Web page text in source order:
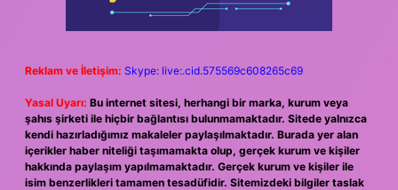
Reklam ve İletişim: Skype: live:.cid.575569c608265c69
Yasal Uyarı: Bu internet sitesi, herhangi bir marka, kurum veya
şahıs şirketi ile hiçbir bağlantısı bulunmamaktadır. Sitede yalnızca
kendi hazırladığımız makaleler paylaşılmaktadır. Burada yer alan
içerikler haber niteliği taşımamakta olup, gerçek kurum ve kişiler
hakkında paylaşım yapılmamaktadır. Gerçek kurum ve kişiler ile
isim benzerlikleri tamamen tesadüfidir. Sitemizdeki bilgiler taslak